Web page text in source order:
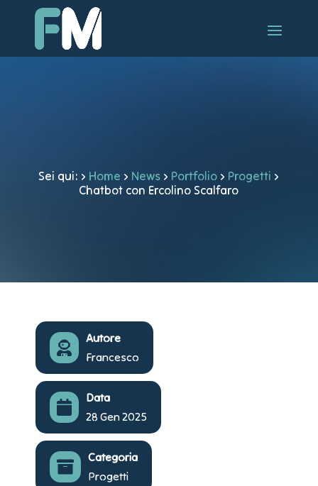
Sei qui: › Home › News › Portfolio › Progetti ›
Chatbot con Ercolino Scalfaro

Autore
Francesco

Data
28 Gen 2025

Categoria
Progetti